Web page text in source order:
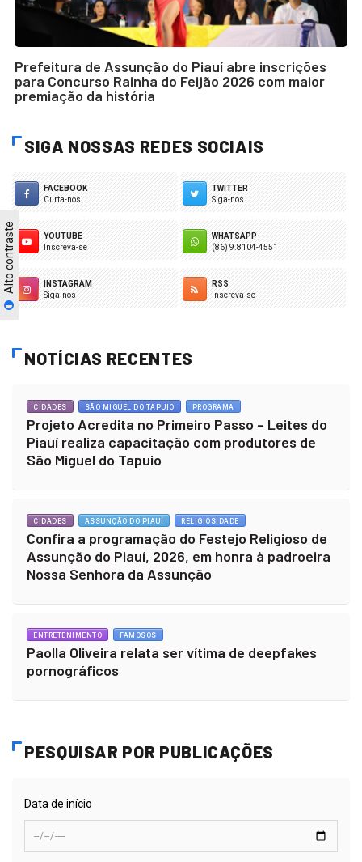
Alto contraste
Prefeitura de Assunção do Piauí abre inscrições
para Concurso Rainha do Feijão 2026 com maior
premiação da história
SIGA NOSSAS REDES SOCIAIS
FACEBOOK
Curta-nos
TWITTER
Siga-nos
YOUTUBE
Inscreva-se
WHATSAPP
(86) 9.8104-4551
INSTAGRAM
Siga-nos
RSS
Inscreva-se
NOTÍCIAS RECENTES
CIDADES SÃO MIGUEL DO TAPUIO PROGRAMA
Projeto Acredita no Primeiro Passo – Leites do
Piauí realiza capacitação com produtores de
São Miguel do Tapuio
CIDADES ASSUNÇÃO DO PIAUÍ RELIGIOSIDADE
Confira a programação do Festejo Religioso de
Assunção do Piauí, 2026, em honra à padroeira
Nossa Senhora da Assunção
ENTRETENIMENTO FAMOSOS
Paolla Oliveira relata ser vítima de deepfakes
pornográficos
PESQUISAR POR PUBLICAÇÕES
Data de início